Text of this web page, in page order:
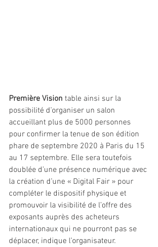
Première Vision table ainsi sur la
possibilité d’organiser un salon
accueillant plus de 5000 personnes
pour confirmer la tenue de son édition
phare de septembre 2020 à Paris du 15
au 17 septembre. Elle sera toutefois
doublée d’une présence numérique avec
la création d’une « Digital Fair » pour
compléter le dispositif physique et
promouvoir la visibilité de l’offre des
exposants auprès des acheteurs
internationaux qui ne pourront pas se
déplacer, indique l’organisateur.